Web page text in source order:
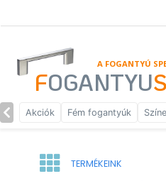
A FOGANTYÚ
FOGANTYUS
Akciók Fém fogantyúk
TERMÉKEINK